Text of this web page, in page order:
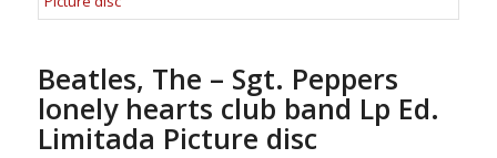
Beatles, The – Sgt. Peppers
lonely hearts club band Lp Ed.
Limitada Picture disc